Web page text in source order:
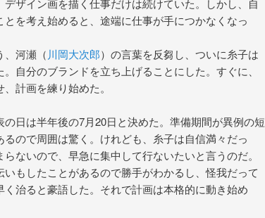
ザイン画を描く仕事だけは続けていた。しかし、自
を考え始めると、途端に仕事が手につかなくなっ
、河瀬（ 川岡大次郎）の言葉を反芻し、ついに糸子は
自分のブランドを立ち上げることにした。すぐに、
計画を練り始めた。
日は半年後の7月20日と決めた。準備期間が異例の短
ので周囲は驚く。けれども、糸子は自信満々だっ
ないので、早急に集中して行ないたいと言うのだ。
もしたことがあるので勝手がわかるし、怪我だって
治ると豪語した。それで計画は本格的に動き始め